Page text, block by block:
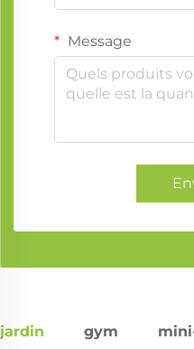
Message
jardin gym